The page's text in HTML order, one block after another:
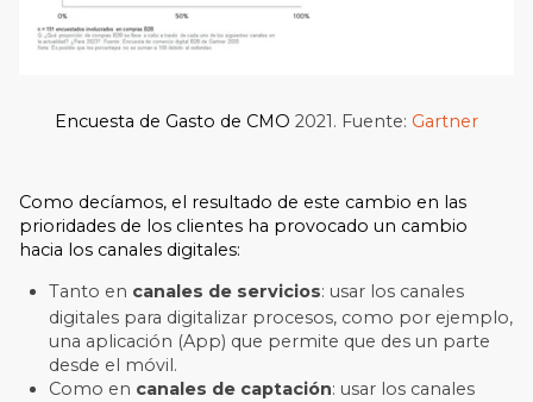
Encuesta de Gasto de CMO 2021. Fuente: Gartner
Como decíamos, el resultado de este cambio en las
prioridades de los clientes ha provocado un cambio
hacia los canales digitales:
Tanto en canales de servicios: usar los canales
digitales para digitalizar procesos, como por ejemplo,
una aplicación (App) que permite que des un parte
desde el móvil.
Como en canales de captación: usar los canales